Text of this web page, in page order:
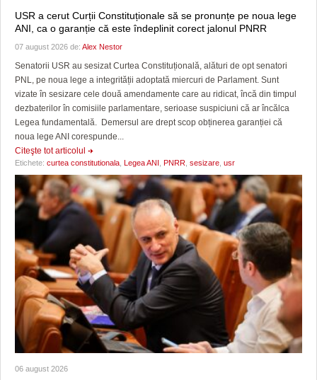
USR a cerut Curții Constituționale să se pronunțe pe noua lege
ANI, ca o garanție că este îndeplinit corect jalonul PNRR
07 august 2026 de: Alex Nestor
Senatorii USR au sesizat Curtea Constituțională, alături de opt senatori
PNL, pe noua lege a integrității adoptată miercuri de Parlament. Sunt
vizate în sesizare cele două amendamente care au ridicat, încă din timpul
dezbaterilor în comisiile parlamentare, serioase suspiciuni că ar încălca
Legea fundamentală. Demersul are drept scop obținerea garanției că
noua lege ANI corespunde...
Citeşte tot articolul
Etichete: curtea constitutionala Legea ANI PNRR sesizare usr
06 august 2026